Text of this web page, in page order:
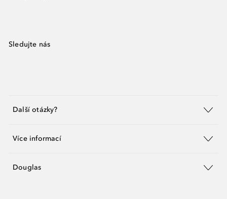
Sledujte nás
Další otázky?
Více informací
Douglas